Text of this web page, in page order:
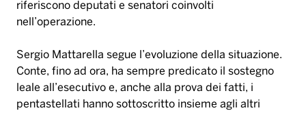
riferiscono deputati e senatori coinvolti
nell’operazione.
Sergio Mattarella segue l’evoluzione della situazione.
Conte, fino ad ora, ha sempre predicato il sostegno
leale all’esecutivo e, anche alla prova dei fatti, i
pentastellati hanno sottoscritto insieme agli altri